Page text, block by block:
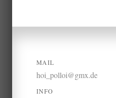
MAIL
hoi_polloi@gmx.de
INFO